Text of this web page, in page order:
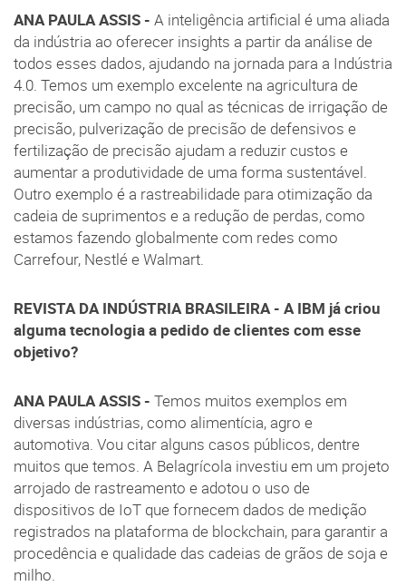
ANA PAULA ASSIS - A inteligência artificial é uma aliada
da indústria ao oferecer insights a partir da análise de
todos esses dados, ajudando na jornada para a Indústria
4.0. Temos um exemplo excelente na agricultura de
precisão, um campo no qual as técnicas de irrigação de
precisão, pulverização de precisão de defensivos e
fertilização de precisão ajudam a reduzir custos e
aumentar a produtividade de uma forma sustentável.
Outro exemplo é a rastreabilidade para otimização da
cadeia de suprimentos e a redução de perdas, como
estamos fazendo globalmente com redes como
Carrefour, Nestlé e Walmart.
REVISTA DA INDÚSTRIA BRASILEIRA - A IBM já criou
alguma tecnologia a pedido de clientes com esse
objetivo?
ANA PAULA ASSIS - Temos muitos exemplos em
diversas indústrias, como alimentícia, agro e
automotiva. Vou citar alguns casos públicos, dentre
muitos que temos. A Belagrícola investiu em um projeto
arrojado de rastreamento e adotou o uso de
dispositivos de IoT que fornecem dados de medição
registrados na plataforma de blockchain, para garantir a
procedência e qualidade das cadeias de grãos de soja e
milho.